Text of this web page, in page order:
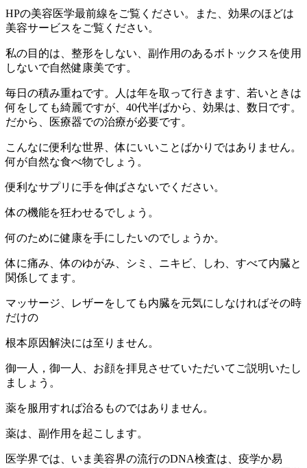
HPの美容医学最前線をご覧ください。また、効果のほどは
美容サービスをご覧ください。
私の目的は、整形をしない、副作用のあるボトックスを使用
しないで自然健康美です。
毎日の積み重ねです。人は年を取って行きます、若いときは
何をしても綺麗ですが、40代半ばから、効果は、数日です。
だから、医療器での治療が必要です。
こんなに便利な世界、体にいいことばかりではありません。
何が自然な食べ物でしょう。
便利なサプリに手を伸ばさないでください。
体の機能を狂わせるでしょう。
何のために健康を手にしたいのでしょうか。
体に痛み、体のゆがみ、シミ、ニキビ、しわ、すべて内臓と
関係してます。
マッサージ、レザーをしても内臓を元気にしなければその時
だけの
根本原因解決には至りません。
御一人，御一人、お顔を拝見させていただいてご説明いたし
ましょう。
薬を服用すれば治るものではありません。
薬は、副作用を起こします。
医学界では、いま美容界の流行のDNA検査は、疫学か易